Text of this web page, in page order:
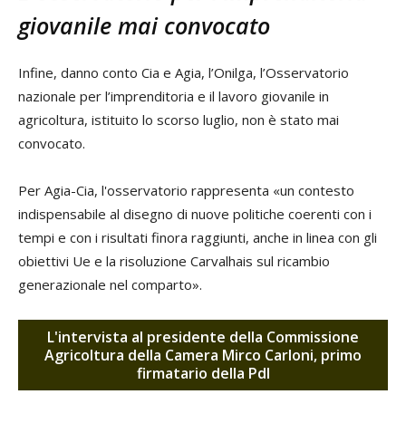
giovanile mai convocato
Infine, danno conto Cia e Agia, l’Onilga, l’Osservatorio
nazionale per l’imprenditoria e il lavoro giovanile in
agricoltura, istituito lo scorso luglio, non è stato mai
convocato.
Per Agia-Cia, l'osservatorio rappresenta «un contesto
indispensabile al disegno di nuove politiche coerenti con i
tempi e con i risultati finora raggiunti, anche in linea con gli
obiettivi Ue e la risoluzione Carvalhais sul ricambio
generazionale nel comparto».
L'intervista al presidente della Commissione
Agricoltura della Camera Mirco Carloni, primo
firmatario della Pdl